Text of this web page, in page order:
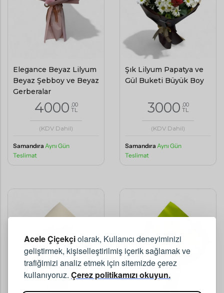
Acele Çiçekçiolarak, Kullanıcı deneyiminizi
geliştirmek, kişiselleştirilmiş içerik sağlamak ve
trafiğimizi analiz etmek için sitemizde çerez
kullanıyoruz. Çerez politikamızı okuyun.
Elegance Beyaz Lilyum
Beyaz Şebboy ve Beyaz
Gerberalar
4000 ,00
TL
(KDV Dahil)
Samandıra Aynı Gün
Teslimat
Şık Lilyum Papatya ve
Gül Buketi Büyük Boy
3000 ,00
TL
(KDV Dahil)
Samandıra Aynı Gün
Teslimat